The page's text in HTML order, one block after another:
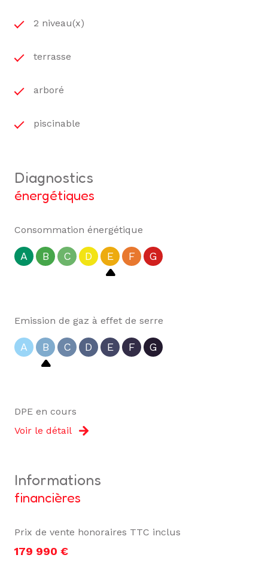
2 niveau(x)
terrasse
arboré
piscinable
diagnostics
énergétiques
Consommation énergétique
A B C D E F G
Emission de gaz à effet de serre
A B C D E F G
DPE en cours
Voir le détail
informations
financières
Prix de vente honoraires TTC inclus
179 990 €